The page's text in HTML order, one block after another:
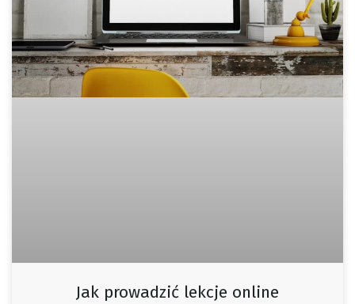
Jak prowadzić lekcje online